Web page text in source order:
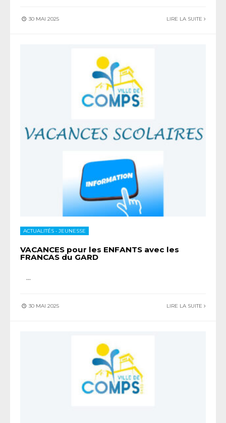
30 MAI 2025 LIRE LA SUITE
ACTUALITÉS • JEUNESSE
VACANCES pour les ENFANTS avec les
FRANCAS du GARD
...
30 MAI 2025 LIRE LA SUITE